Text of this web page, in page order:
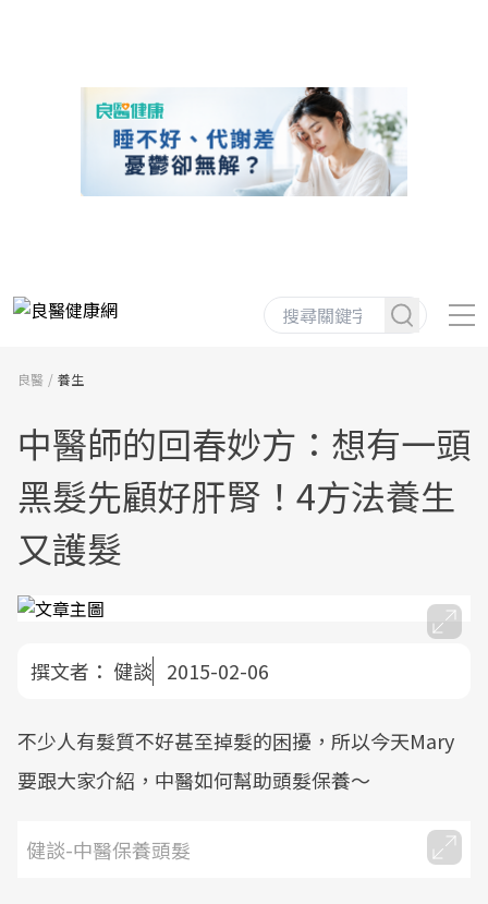
良醫 養生
中醫師的回春妙方：想有一頭
黑髮先顧好肝腎！4方法養生
又護髮
撰文者： 健談 2015-02-06
不少人有髮質不好甚至掉髮的困擾，所以今天Mary
要跟大家介紹，中醫如何幫助頭髮保養～
健談-中醫保養頭髮